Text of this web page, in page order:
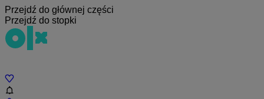
Przejdź do głównej części
Przejdź do stopki